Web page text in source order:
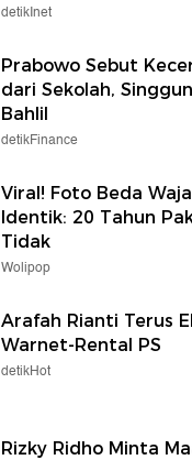
detikInet
Prabowo Sebut
dari Sekolah,
Bahlil
detikFinance
Viral! Foto Beda
Identik: 20 Tahun
Tidak
Wolipop
Arafah Rianti Terus
Warnet-Rental PS
detikHot
Rizky Ridho Minta